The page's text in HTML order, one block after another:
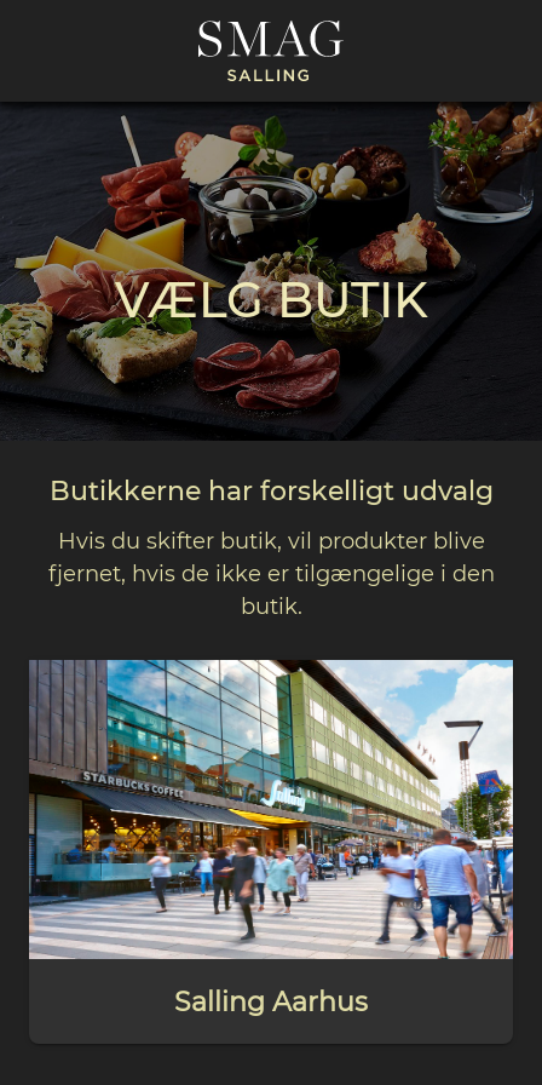
VÆLG BUTIK
Salling Aarhus
Butikkerne har forskelligt udvalg
Hvis du skifter butik, vil produkter blive
fjernet, hvis de ikke er tilgængelige i den
butik.